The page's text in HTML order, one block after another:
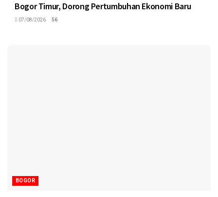
Bogor Timur, Dorong Pertumbuhan Ekonomi Baru
07/08/2026 56
BOGOR